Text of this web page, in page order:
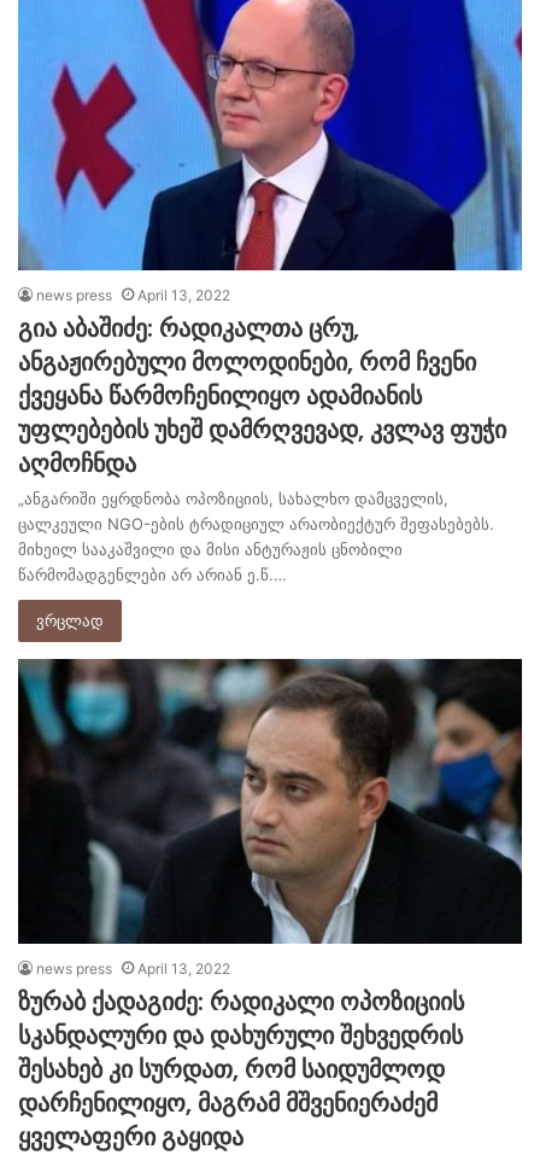
news press April 13, 2022
გია აბაშიძე: რადიკალთა ცრუ,
ანგაჟირებული მოლოდინები, რომ ჩვენი
ქვეყანა წარმოჩენილიყო ადამიანის
უფლებების უხეშ დამრღვევად, კვლავ ფუჭი
აღმოჩნდა
„ანგარიში ეყრდნობა ოპოზიციის, სახალხო დამცველის,
ცალკეული NGO-ების ტრადიციულ არაობიექტურ შეფასებებს.
მიხეილ სააკაშვილი და მისი ანტურაჟის ცნობილი
წარმომადგენლები არ არიან ე.წ.…
ვრცლად
news press April 13, 2022
ზურაბ ქადაგიძე: რადიკალი ოპოზიციის
სკანდალური და დახურული შეხვედრის
შესახებ კი სურდათ, რომ საიდუმლოდ
დარჩენილიყო, მაგრამ მშვენიერაძემ
ყველაფერი გაყიდა